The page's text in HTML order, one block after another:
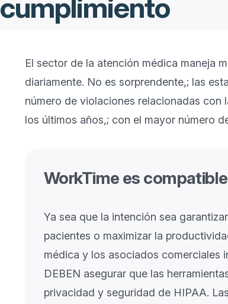
cumplimiento
El sector de la atención médica maneja
diariamente. No es sorprendente,; las
número de violaciones relacionadas con
los últimos años,; con el mayor número
WorkTime es
Ya sea que la intención sea
pacientes o maximizar la
médica y los asociados comerciales
DEBEN asegurar que las
privacidad y seguridad de HIPAA.